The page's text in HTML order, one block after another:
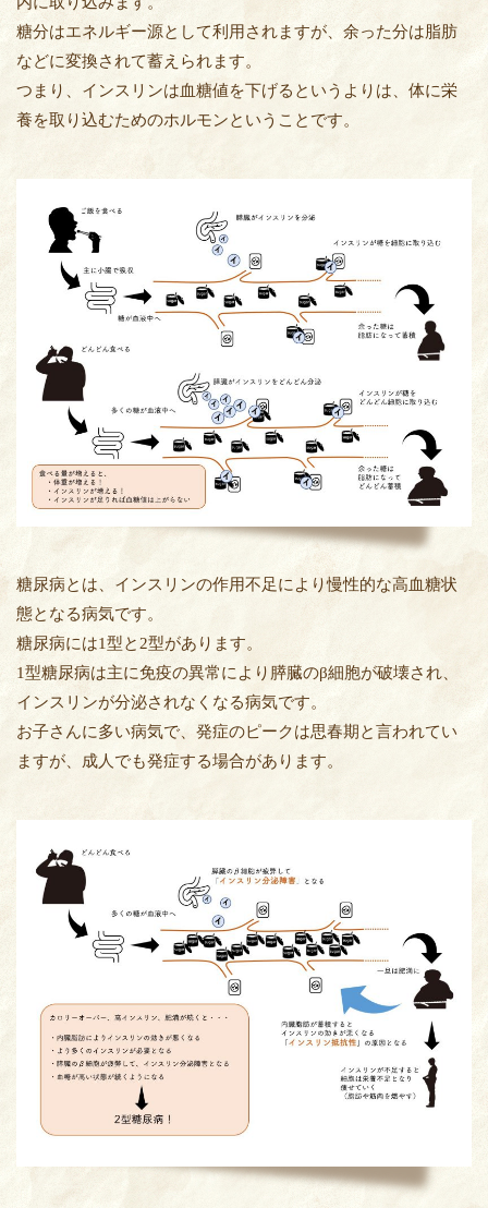
糖分はエネルギー源として利用されますが、余った分は脂肪
などに変換されて蓄えられます。
つまり、インスリンは血糖値を下げるというよりは、体に栄
養を取り込むためのホルモンということです。
糖尿病とは、インスリンの作用不足により慢性的な高血糖状
態となる病気です。
糖尿病には1型と2型があります。
1型糖尿病は主に免疫の異常により膵臓のβ細胞が破壊され、
インスリンが分泌されなくなる病気です。
お子さんに多い病気で、発症のピークは思春期と言われてい
ますが、成人でも発症する場合があります。